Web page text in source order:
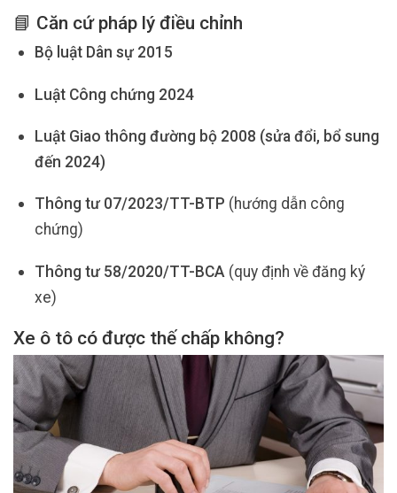
📘 Căn cứ pháp lý điều chỉnh
Bộ luật Dân sự 2015
Luật Công chứng 2024
Luật Giao thông đường bộ 2008 (sửa đổi, bổ sung
đến 2024)
Thông tư 07/2023/TT-BTP (hướng dẫn công
chứng)
Thông tư 58/2020/TT-BCA (quy định về đăng ký
xe)
Xe ô tô có được thế chấp không?